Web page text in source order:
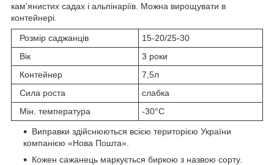
кам'янистих садах і альпінаріїв. Можна вирощувати в
контейнері.
Розмір саджанців
15-20/25-30
Вік
3 роки
Контейнер
7,5л
Сила роста
слабка
Мін. температура
-30°C
Виправки здійснюються всією територією України
компанією «Нова Пошта».
Кожен сажанець маркується биркою з назвою сорту.